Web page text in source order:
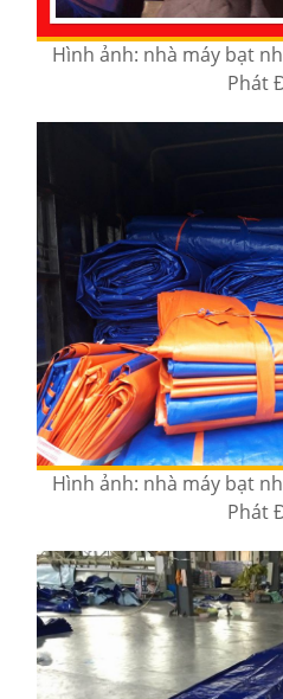
Hình ảnh: nhà máy bạt
Phát
Hình ảnh: nhà máy bạt
Phát